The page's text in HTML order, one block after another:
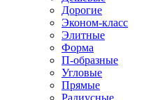
Дорогие
Эконом-класс
Элитные
Форма
П-образные
Угловые
Прямые
Радиусные